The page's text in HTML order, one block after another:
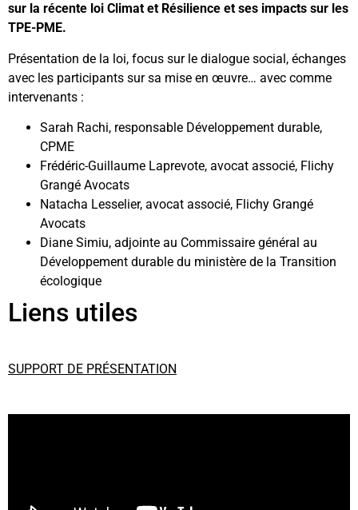
sur la récente loi Climat et Résilience et ses impacts sur les
TPE-PME.
Présentation de la loi, focus sur le dialogue social, échanges
avec les participants sur sa mise en œuvre… avec comme
intervenants :
Sarah Rachi, responsable Développement durable,
CPME
Frédéric-Guillaume Laprevote, avocat associé, Flichy
Grangé Avocats
Natacha Lesselier, avocat associé, Flichy Grangé
Avocats
Diane Simiu, adjointe au Commissaire général au
Développement durable du ministère de la Transition
écologique
Liens utiles
SUPPORT DE PRÉSENTATION